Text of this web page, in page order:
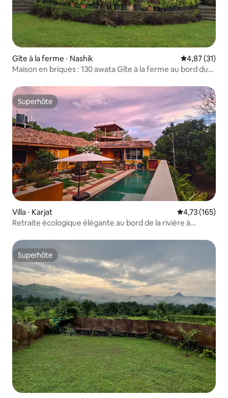
Gîte à la ferme ⋅ Nashik Évaluation
4,87 (31)
Maison en briques : 130 awata Gîte à la ferme au bord du
Superhôte
Superhôte
Villa ⋅ Karjat Évaluation
4,73 (165)
Retraite écologique élégante au bord de la rivière à
Superhôte
Superhôte